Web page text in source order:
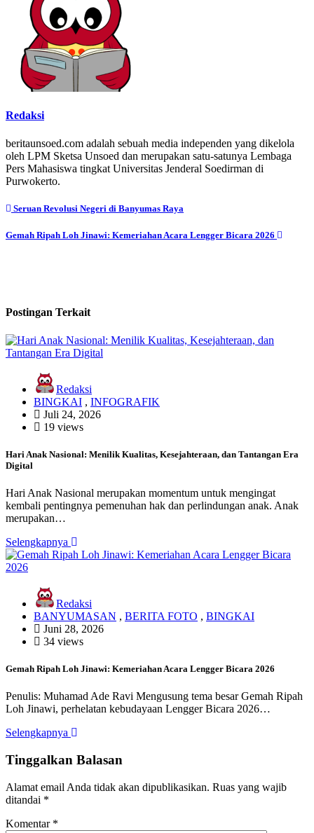
Redaksi
beritaunsoed.com adalah sebuah media independen yang dikelola
oleh LPM Sketsa Unsoed dan merupakan satu-satunya Lembaga
Pers Mahasiswa tingkat Universitas Jenderal Soedirman di
Purwokerto.
Seruan Revolusi Negeri di Banyumas Raya
Gemah Ripah Loh Jinawi: Kemeriahan Acara Lengger Bicara 2026
Postingan Terkait
Redaksi
BINGKAI , INFOGRAFIK
Juli 24, 2026
19 views
Hari Anak Nasional: Menilik Kualitas, Kesejahteraan, dan Tantangan Era
Digital
Hari Anak Nasional merupakan momentum untuk mengingat
kembali pentingnya pemenuhan hak dan perlindungan anak. Anak
merupakan…
Selengkapnya
Redaksi
BANYUMASAN , BERITA FOTO , BINGKAI
Juni 28, 2026
34 views
Gemah Ripah Loh Jinawi: Kemeriahan Acara Lengger Bicara 2026
Penulis: Muhamad Ade Ravi Mengusung tema besar Gemah Ripah
Loh Jinawi, perhelatan kebudayaan Lengger Bicara 2026…
Selengkapnya
Tinggalkan Balasan
Alamat email Anda tidak akan dipublikasikan. Ruas yang wajib
ditandai *
Komentar *